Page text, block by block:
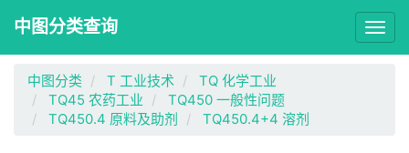
中图分类查询
中图分类 T 工业技术
TQ 化学工业
TQ45 农药工业
TQ450 一般性问题
TQ450.4 原料及助剂
TQ450.4+4 溶剂